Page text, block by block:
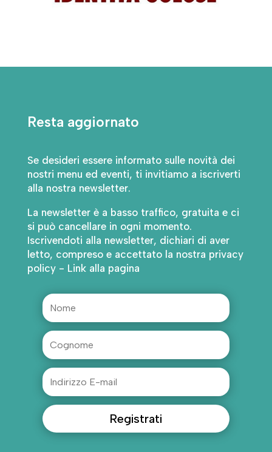
Resta aggiornato
Se desideri essere informato sulle novità dei
nostri menu ed eventi, ti invitiamo a iscriverti
alla nostra newsletter.
La newsletter è a basso traffico, gratuita e ci
si può cancellare in ogni momento.
Iscrivendoti alla newsletter, dichiari di aver
letto, compreso e accettato la nostra privacy
policy - Link alla pagina
Registrati